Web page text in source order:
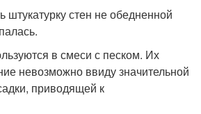
штукатурку стен не обедненной
в смеси с песком. Их
невозможно ввиду значительной
приводящей к